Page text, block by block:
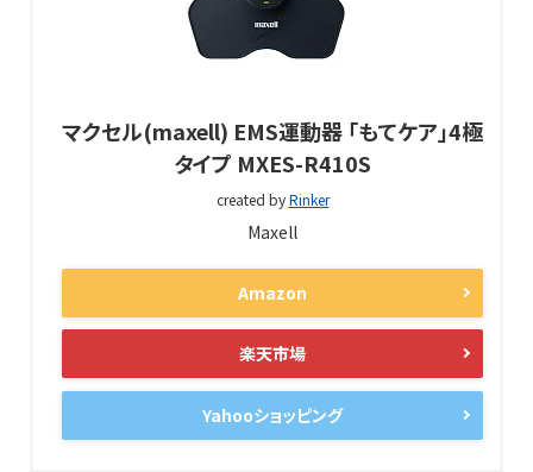
マクセル(maxell) EMS運動器 「もてケア」4極
タイプ MXES-R410S
created byRinker
Maxell
Amazon
楽天市場
Yahooショッピング